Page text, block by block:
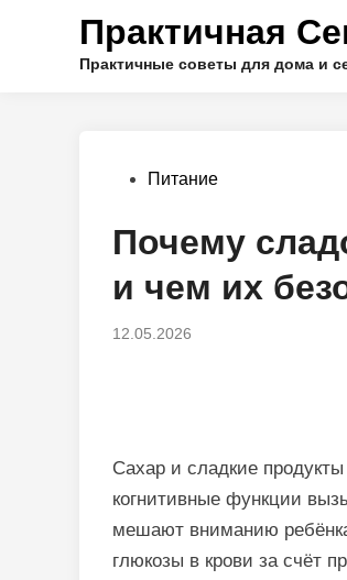
содержимому
Практичная
Практичные советы для дома и
Опубликовано
Питание
Почему
и чем их
12.05.2026
Сахар и сладкие
когнитивные функции
мешают вниманию
глюкозы в крови за счёт